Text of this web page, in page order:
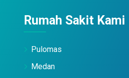
Rumah Sakit Kami
Pulomas
Medan